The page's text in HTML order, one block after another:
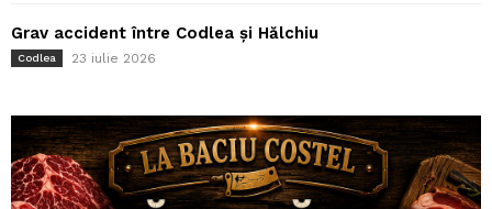
Grav accident între Codlea și Hălchiu
Codlea 23 iulie 2026